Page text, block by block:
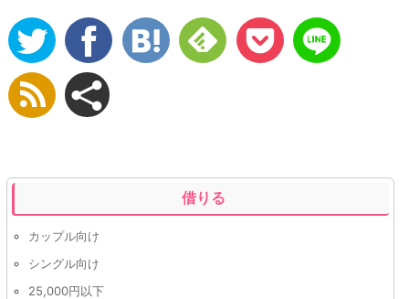
借りる
カップル向け
シングル向け
25,000円以下